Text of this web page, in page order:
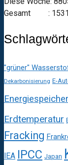
Gesamt :
"grüner"
Dekarbonisierung E-
Energiespeicher
Erdtemperatur
Fracking
IEA IPCC Japan